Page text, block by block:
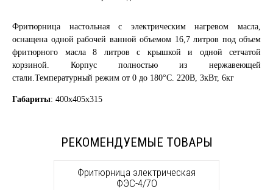
Фритюрница настольная с электрическим нагревом масла,
оснащена одной рабочей ванной объемом 16,7 литров под объем
фритюрного масла 8 литров с крышкой и одной сетчатой
корзиной. Корпус полностью из нержавеющей
стали.Температурный режим от 0 до 180°С. 220В, 3кВт, 6кг
Габариты: 400х405х315
РЕКОМЕНДУЕМЫЕ ТОВАРЫ
Фритюрница электрическая
ФЭС-4/7О